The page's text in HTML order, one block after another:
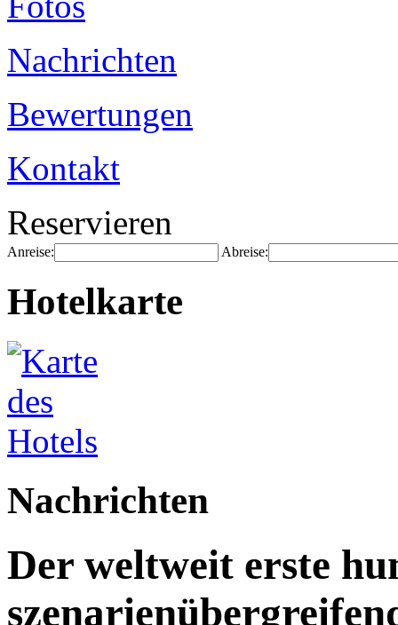
Nachrichten
Bewertungen
Kontakt
Reservieren
Anreise: Abreise:
Hotelkarte
Nachrichten
Der weltweit erste